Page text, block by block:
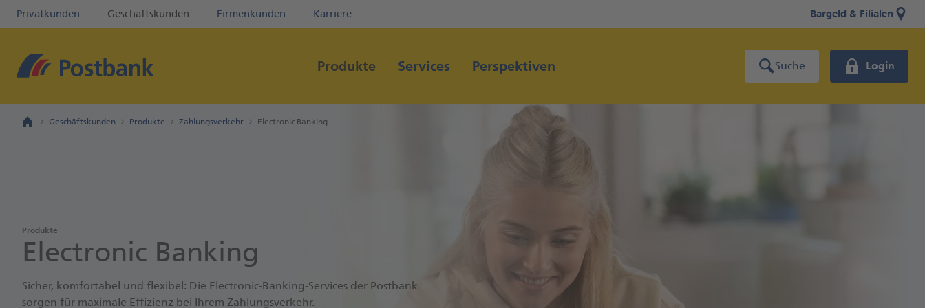
Direkt zur Hauptnavigation (Enter drücken) Bargeld & Filialen
Privatkunden Geschäftskunden Firmenkunden Karriere
Suche Login
Produkte Services Perspektiven
Geschäftskunden Produkte Zahlungsverkehr Electronic Banking
Produkte
Electronic Banking
Sicher, komfortabel und flexibel: Die Electronic-Banking-Services der Postbank
sorgen für maximale Effizienz bei Ihrem Zahlungsverkehr.